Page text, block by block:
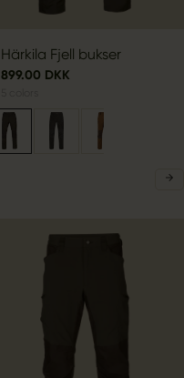
Härkila Fjell bukser
899.00 DKK